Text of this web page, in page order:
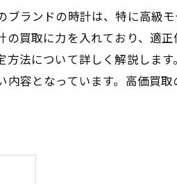
ブランドの時計は、特に高級
買取に力を入れており、適
法について詳しく解説します
容となっています。高価買取